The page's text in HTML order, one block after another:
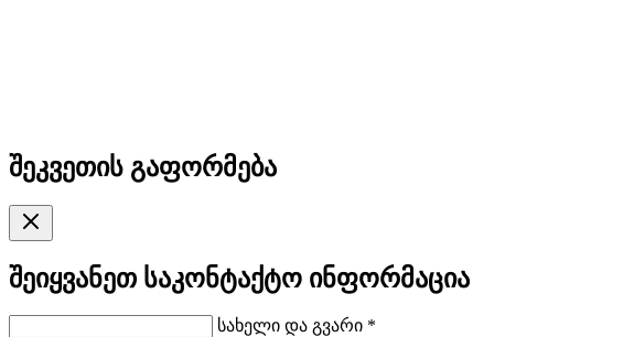
შეკვეთის გაფორმება
შეიყვანეთ საკონტაქტო ინფორმაცია
სახელი და გვარი *